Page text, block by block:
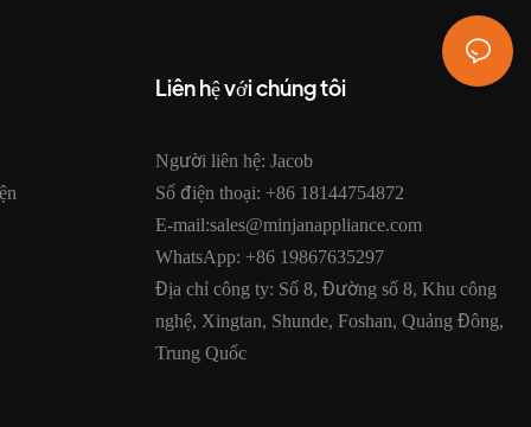
Liên hệ với chúng tôi
Người liên hệ: Jacob
Số điện thoại: +86 18144754872
E-mail:sales@minjanappliance.com
WhatsApp: +86 19867635297
Địa chỉ công ty: Số 8, Đường số 8, Khu công
nghệ, Xingtan, Shunde, Foshan, Quảng Đông,
Trung Quốc